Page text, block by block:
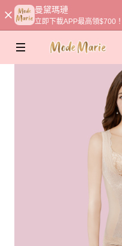
曼黛瑪璉
立即下載APP最高領$700！